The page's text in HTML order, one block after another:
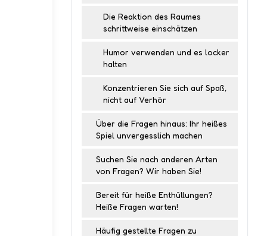
Die Reaktion des Raumes
schrittweise einschätzen
Humor verwenden und es locker
halten
Konzentrieren Sie sich auf Spaß,
nicht auf Verhör
Über die Fragen hinaus: Ihr heißes
Spiel unvergesslich machen
Suchen Sie nach anderen Arten
von Fragen? Wir haben Sie!
Bereit für heiße Enthüllungen?
Heiße Fragen warten!
Häufig gestellte Fragen zu